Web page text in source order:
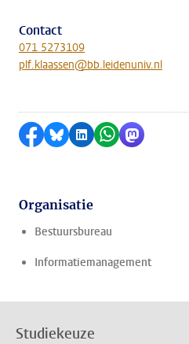
Contact
071 5273109
plf.klaassen@bb.leidenuniv.nl
Delen op Facebook
Delen via Bluesky
Delen op LinkedIn
Delen via
Delen
Organisatie
Bestuursbureau
Informatiemanagement
Studiekeuze